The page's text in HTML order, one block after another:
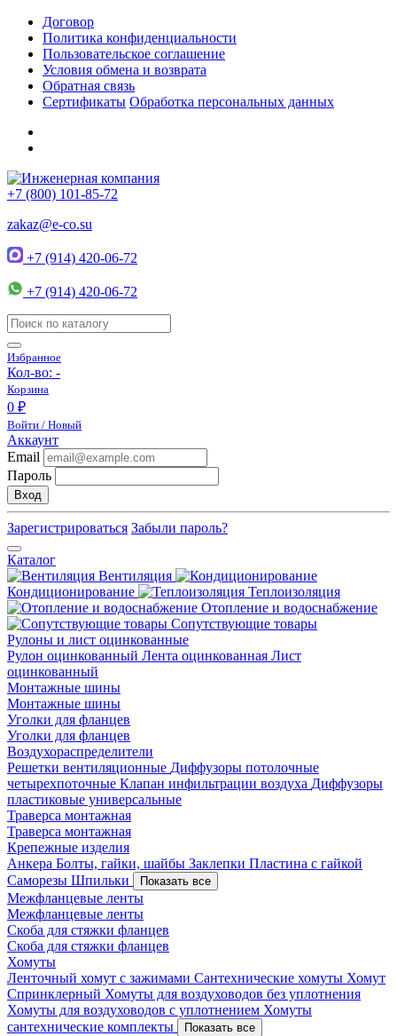
Договор
Политика конфиденциальности
Пользовательское соглашение
Условия обмена и возврата
Обратная связь
Сертификаты Обработка персональных данных
+7 (800) 101-85-72
zakaz@e-co.su
+7 (914) 420-06-72
+7 (914) 420-06-72
Избранное
Кол-во: -
Корзина
0 ₽
Войти / Новый
Аккаунт
Email
Пароль
Вход
Зарегистрироваться Забыли пароль?
Каталог
Вентиляция
Кондиционирование
Теплоизоляция
Отопление и водоснабжение
Сопутствующие товары
Рулоны и лист оцинкованные
Рулон оцинкованный Лента оцинкованная Лист
оцинкованный
Монтажные шины
Монтажные шины
Уголки для фланцев
Уголки для фланцев
Воздухораспределители
Решетки вентиляционные Диффузоры потолочные
четырехпоточные Клапан инфильтрации воздуха Диффузоры
пластиковые универсальные
Траверса монтажная
Траверса монтажная
Крепежные изделия
Анкера Болты, гайки, шайбы Заклепки Пластина с гайкой
Саморезы Шпильки Показать все
Межфланцевые ленты
Межфланцевые ленты
Скоба для стяжки фланцев
Скоба для стяжки фланцев
Хомуты
Ленточный хомут с зажимами Сантехнические хомуты Хомут
Спринклерный Хомуты для воздуховодов без уплотнения
Хомуты для воздуховодов с уплотнением Хомуты
сантехнические комплекты
Показать все